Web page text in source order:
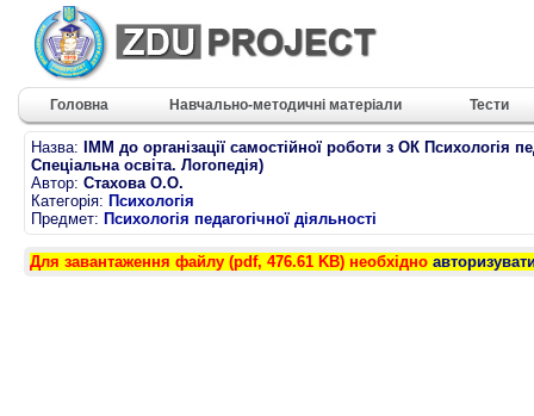
Головна Навчально-методичні матеріали Тести
Назва:
ІММ до організації самостійної роботи з ОК Психологія
Спеціальна освіта. Логопедія)
Автор: Стахова О.О.
Категорія: Психологія
Предмет: Психологія педагогічної діяльності
Для завантаження файлу (pdf, 476.61 KB) необхідно